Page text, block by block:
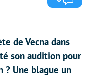
de Vecna dans
son audition pour
? Une blague un